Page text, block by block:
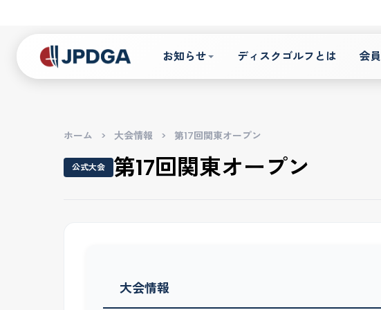
お知らせ ディスクゴルフとは 会員
ホーム > 大会情報 > 第17回関東オープン
公式大会 第17回関東オープン
大会情報